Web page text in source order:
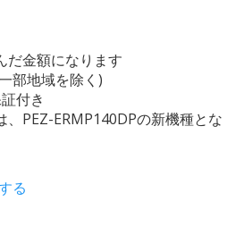
だ金額になります
部地域を除く)
付き
、PEZ-ERMP140DPの新機種とな
る